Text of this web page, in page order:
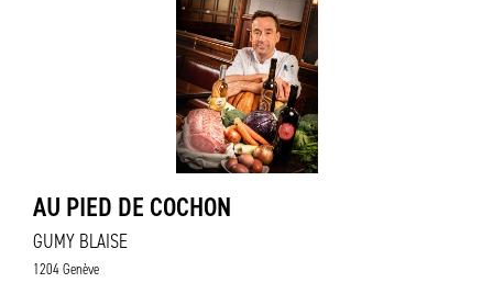
AU PIED DE COCHON
GUMY BLAISE
1204 Genève